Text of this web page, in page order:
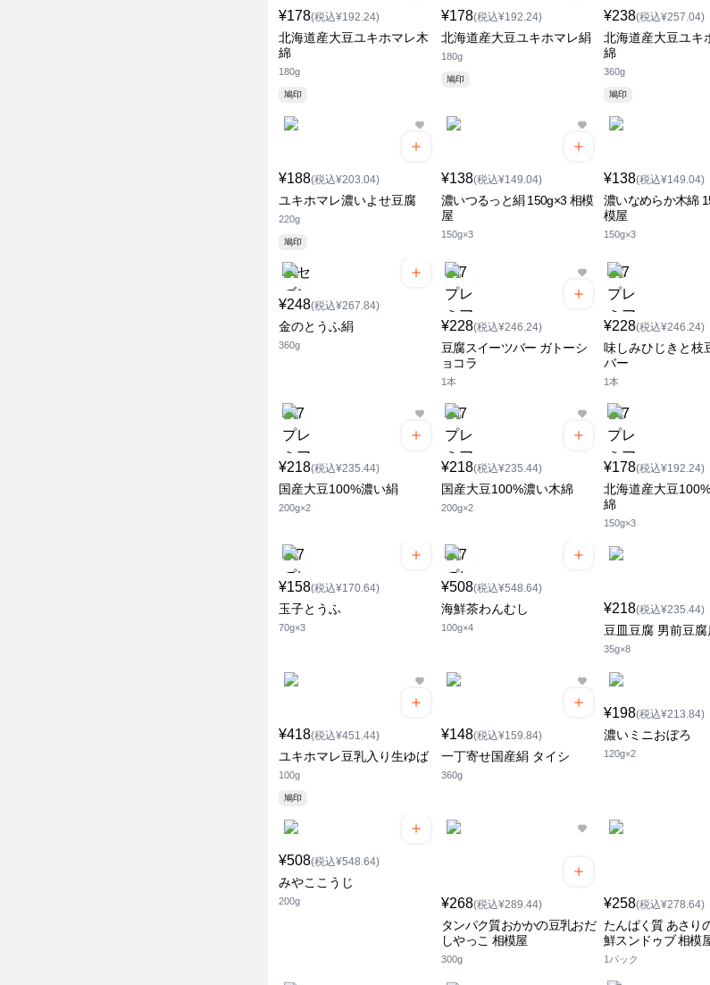
¥178(税込¥192.24)
北海道産大豆ユキホマレ木
綿
180g
鳩印
¥178(税込¥192.24)
北海道産大豆ユキホマレ絹
180g
鳩印
¥238(税込¥257.04)
北海道産大豆ユキ
綿
360g
鳩印
¥188(税込¥203.04)
ユキホマレ濃いよせ豆腐
220g
鳩印
¥138(税込¥149.04)
濃いつるっと絹 150g×3 相模
屋
150g×3
¥138(税込¥149.04)
濃いなめらか木綿
模屋
150g×3
¥248(税込¥267.84)
金のとうふ絹
360g
¥228(税込¥246.24)
豆腐スイーツバー ガトーシ
ョコラ
1本
¥228(税込¥246.24)
味しみひじきと枝
バー
1本
¥218(税込¥235.44)
国産大豆100%濃い絹
200g×2
¥218(税込¥235.44)
国産大豆100%濃い木綿
200g×2
¥178(税込¥192.24)
北海道産大豆
綿
150g×3
¥158(税込¥170.64)
玉子とうふ
70g×3
¥508(税込¥548.64)
海鮮茶わんむし
100g×4
¥218(税込¥235.44)
豆皿豆腐 男前豆腐
35g×8
¥418(税込¥451.44)
ユキホマレ豆乳入り生ゆば
100g
鳩印
¥148(税込¥159.84)
一丁寄せ国産絹 タイシ
360g
¥198(税込¥213.84)
濃いミニおぼろ
120g×2
¥508(税込¥548.64)
みやここうじ
200g ¥268(税込¥289.44)
タンパク質おかかの豆乳おだ
しやっこ 相模屋
300g
¥258(税込¥278.64)
たんぱく質 あさり
鮮スンドゥブ 相模
1パック